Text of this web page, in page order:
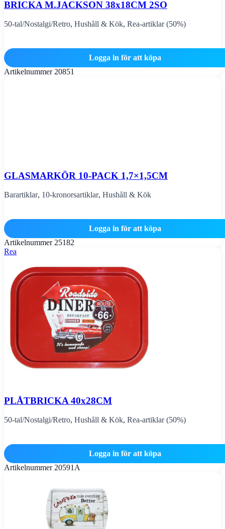
BRICKA M.JACKSON 38x18CM 2SO
50-tal/Nostalgi/Retro, Hushåll & Kök, Rea-artiklar (50%)
Logga in för att köpa
Artikelnummer 20851
GLASMARKÖR 10-PACK 1,7×1,5CM
Barartiklar, 10-kronorsartiklar, Hushåll & Kök
Logga in för att köpa
Artikelnummer 25182
Rea
PLÅTBRICKA 40x28CM
50-tal/Nostalgi/Retro, Hushåll & Kök, Rea-artiklar (50%)
Logga in för att köpa
Artikelnummer 20591A